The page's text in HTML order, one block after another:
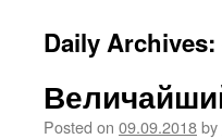
Daily Archives:
Posted on 09.09.2018by